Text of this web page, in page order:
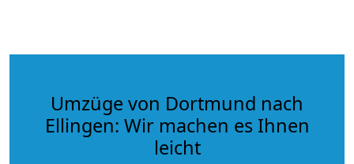
Umzüge von Dortmund nach
Ellingen: Wir machen es Ihnen
leicht